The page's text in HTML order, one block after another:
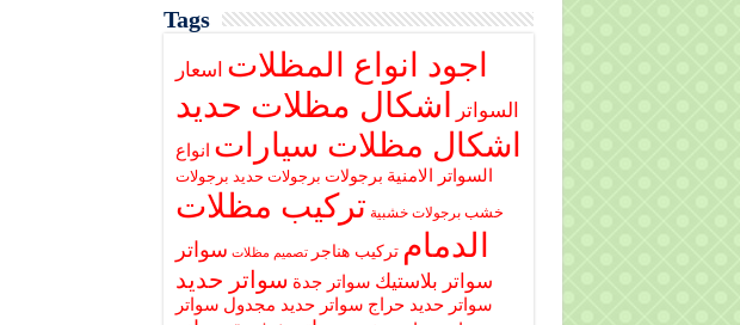
Tags
اجود انواع المظلات اسعار
السواتر
اشكال مظلات حديد
اشكال مظلات سيارات انواع
السواتر الامنية برجولات برجولات حديد برجولات
خشب برجولات خشبية تركيب مظلات
الدمام تركيب هناجر تصميم مظلات سواتر
سواتر بلاستيك سواتر جدة سواتر حديد
سواتر حديد حراج سواتر حديد مجدول سواتر